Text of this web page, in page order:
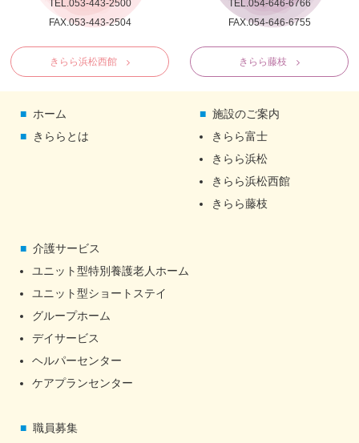
TEL.053-443-2500
FAX.053-443-2504
きらら浜松西館
TEL.054-646-6766
FAX.054-646-6755
きらら藤枝
ホーム
きららとは
施設のご案内
きらら富士
きらら浜松
きらら浜松西館
きらら藤枝
介護サービス
ユニット型特別養護老人ホーム
ユニット型ショートステイ
グループホーム
デイサービス
ヘルパーセンター
ケアプランセンター
職員募集